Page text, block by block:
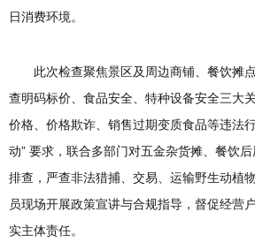
日消费环境。
此次检查聚焦景区及周边商铺、餐饮摊
查明码标价、食品安全、特种设备安全三大
价格、价格欺诈、销售过期变质食品等违法
动” 要求，联合多部门对五金杂货摊、餐饮
排查，严查非法猎捕、交易、运输野生动植
员现场开展政策宣讲与合规指导，督促经营
实主体责任。